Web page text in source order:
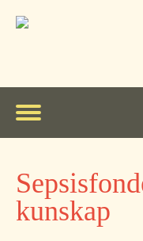
Symptom
Sepsis hos barn
Personliga berättelser
Aktuellt
kunskap